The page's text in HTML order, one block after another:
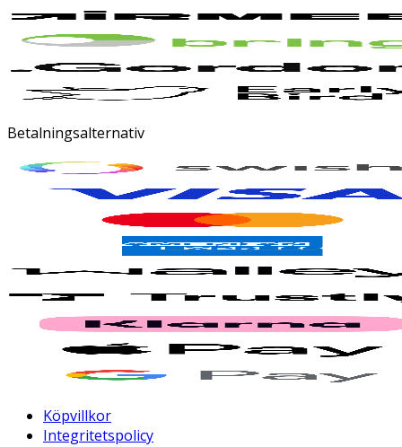
Betalningsalternativ
Köpvillkor
Integritetspolicy